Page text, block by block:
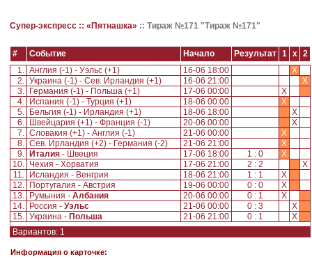
Супер-экспресс :: «Пятнашка» :: Тираж №171 "Тираж №171"
# Событие Начало Результат 1 x
2
1. Англия (-1) - Уэльс (+1) 16-06 18:00
X
2. Украина (-1) - Сев. Ирландия (+1) 16-06 21:00
X
3.
Германия (-1) - Польша (+1) 17-06 00:00
X
4.
Испания (-1) - Турция (+1) 18-06 00:00
X
5.
Бельгия (-1) - Ирландия (+1) 18-06 18:00
X
6.
Швейцария (+1) - Франция (-1) 20-06 00:00
X
7. Словакия (+1) - Англия (-1) 21-06 00:00
X
8. Сев. Ирландия (+2) - Германия (-2) 21-06 21:00
X
9.
Италия - Швеция 17-06 18:00 1 : 0
X
10. Чехия - Хорватия 17-06 21:00 2 : 2
X
11.
Исландия - Венгрия 18-06 21:00 1 : 1
X
12.
Португалия - Австрия 19-06 00:00 0 : 0
X
13.
Румыния - Албания 20-06 00:00 0 : 1
X
14.
Россия - Уэльс 21-06 00:00 0 : 3
X
15. Украина - Польша 21-06 21:00 0 : 1
X
Вариантов: 1
Информация о карточке: